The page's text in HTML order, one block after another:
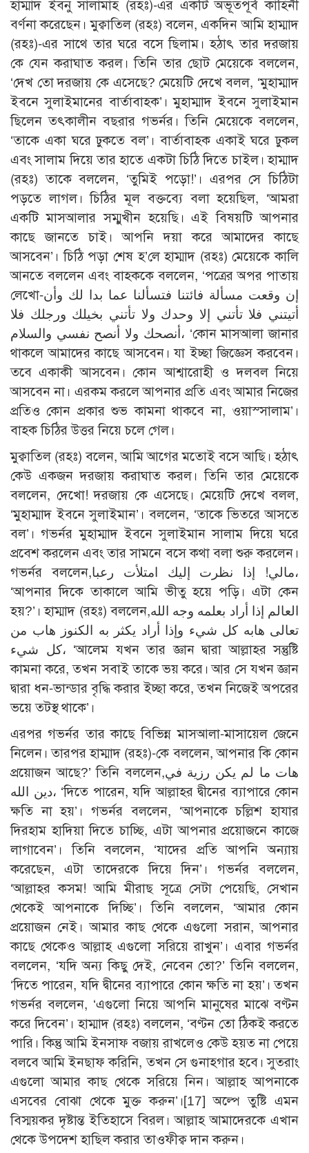
হাম্মাদ ইবনু সালামাহ (রহঃ)-এর একটি অভূতপূর্ব কাহিনী
বর্ণনা করেছেন। মুক্বাতিল (রহঃ) বলেন, একদিন আমি হাম্মাদ
(রহঃ)-এর সাথে তার ঘরে বসে ছিলাম। হঠাৎ তার দরজায়
কে যেন করাঘাত করল। তিনি তার ছোট মেয়েকে বললেন,
‘দেখ তো দরজায় কে এসেছে? মেয়েটি দেখে বলল, ‘মুহাম্মাদ
ইবনে সুলাইমানের বার্তাবাহক’। মুহাম্মাদ ইবনে সুলাইমান
ছিলেন তৎকালীন বছরার গভর্নর। তিনি মেয়েকে বললেন,
‘তাকে একা ঘরে ঢুকতে বল’। বার্তাবাহক একাই ঘরে ঢুকল
এবং সালাম দিয়ে তার হাতে একটা চিঠি দিতে চাইল। হাম্মাদ
(রহঃ) তাকে বললেন, ‘তুমিই পড়ো!’। এরপর সে চিঠিটা
পড়তে লাগল। চিঠির মূল বক্তব্যে বলা হয়েছিল, ‘আমরা
একটি মাসআলার সম্মুখীন হয়েছি। এই বিষয়টি আপনার
কাছে জানতে চাই। আপনি দয়া করে আমাদের কাছে
আসবেন’। চিঠি পড়া শেষ হ’লে হাম্মাদ (রহঃ) মেয়েকে কালি
আনতে বললেন এবং বাহককে বললেন, ‘পত্রের অপর পাতায়
লেখো-إن وقعت مسألة فائتنا فتسألنا عما بدا لك وأن
أتيتني فلا تأتني إلا وحدك ولا تأتني بخيلك ورجلك فلا
أنصحك ولا أنصح نفسي والسلام، ‘কোন মাসআলা জানার
থাকলে আমাদের কাছে আসবেন। যা ইচ্ছা জিজ্ঞেস করবেন।
তবে একাকী আসবেন। কোন আশ্বারোহী ও দলবল নিয়ে
আসবেন না। এরকম করলে আপনার প্রতি এবং আমার নিজের
প্রতিও কোন প্রকার শুভ কামনা থাকবে না, ওয়াস্সালাম’।
বাহক চিঠির উত্তর নিয়ে চলে গেল।
মুক্বাতিল (রহঃ) বলেন, আমি আগের মতোই বসে আছি। হঠাৎ
কেউ একজন দরজায় করাঘাত করল। তিনি তার মেয়েকে
বললেন, দেখো! দরজায় কে এসেছে। মেয়েটি দেখে বলল,
‘মুহাম্মাদ ইবনে সুলাইমান’। বললেন, ‘তাকে ভিতরে আসতে
বল’। গভর্নর মুহাম্মাদ ইবনে সুলাইমান সালাম দিয়ে ঘরে
প্রবেশ করলেন এবং তার সামনে বসে কথা বলা শুরু করলেন।
গভর্নর বললেন,مالي! إذا نظرت إليك امتلأت رعبا،
‘আপনার দিকে তাকালে আমি ভীতু হয়ে পড়ি। এটা কেন
হয়?’। হাম্মাদ (রহঃ) বললেন,العالم إذا أراد بعلمه وجه الله
تعالى هابه كل شيء وإذا أراد يكثر به الكنوز هاب من
كل شيء، ‘আলেম যখন তার জ্ঞান দ্বারা আল্লাহর সন্তুষ্টি
কামনা করে, তখন সবাই তাকে ভয় করে। আর সে যখন জ্ঞান
দ্বারা ধন-ভান্ডার বৃদ্ধি করার ইচ্ছা করে, তখন নিজেই অপরের
ভয়ে তটস্থ থাকে’।
এরপর গভর্নর তার কাছে বিভিন্ন মাসআলা-মাসায়েল জেনে
নিলেন। তারপর হাম্মাদ (রহঃ)-কে বললেন, আপনার কি কোন
প্রয়োজন আছে?’ তিনি বললেন,هات ما لم يكن رزية في
دين الله، ‘দিতে পারেন, যদি আল্লাহর দ্বীনের ব্যাপারে কোন
ক্ষতি না হয়’। গভর্নর বললেন, ‘আপনাকে চল্লিশ হাযার
দিরহাম হাদিয়া দিতে চাচ্ছি, এটা আপনার প্রয়োজনে কাজে
লাগাবেন’। তিনি বললেন, ‘যাদের প্রতি আপনি অন্যায়
করেছেন, এটা তাদেরকে দিয়ে দিন’। গভর্নর বললেন,
‘আল্লাহর কসম! আমি মীরাছ সূত্রে সেটা পেয়েছি, সেখান
থেকেই আপনাকে দিচ্ছি’। তিনি বললেন, ‘আমার কোন
প্রয়োজন নেই। আমার কাছ থেকে এগুলো সরান, আপনার
কাছে থেকেও আল্লাহ এগুলো সরিয়ে রাখুন’। এবার গভর্নর
বললেন, ‘যদি অন্য কিছু দেই, নেবেন তো?’ তিনি বললেন,
‘দিতে পারেন, যদি দ্বীনের ব্যাপারে কোন ক্ষতি না হয়’। তখন
গভর্নর বললেন, ‘এগুলো নিয়ে আপনি মানুষের মাঝে বণ্টন
করে দিবেন’। হাম্মাদ (রহঃ) বললেন, ‘বণ্টন তো ঠিকই করতে
পারি। কিন্তু আমি ইনসাফ বজায় রাখলেও কেউ হয়ত না পেয়ে
বলবে আমি ইনছাফ করিনি, তখন সে গুনাহগার হবে। সুতরাং
এগুলো আমার কাছ থেকে সরিয়ে নিন। আল্লাহ আপনাকে
এসবের বোঝা থেকে মুক্ত করুন’।[17] অল্পে তুষ্টি এমন
বিস্ময়কর দৃষ্টান্ত ইতিহাসে বিরল। আল্লাহ আমাদেরকে এখান
থেকে উপদেশ হাছিল করার তাওফীক্ব দান করুন।